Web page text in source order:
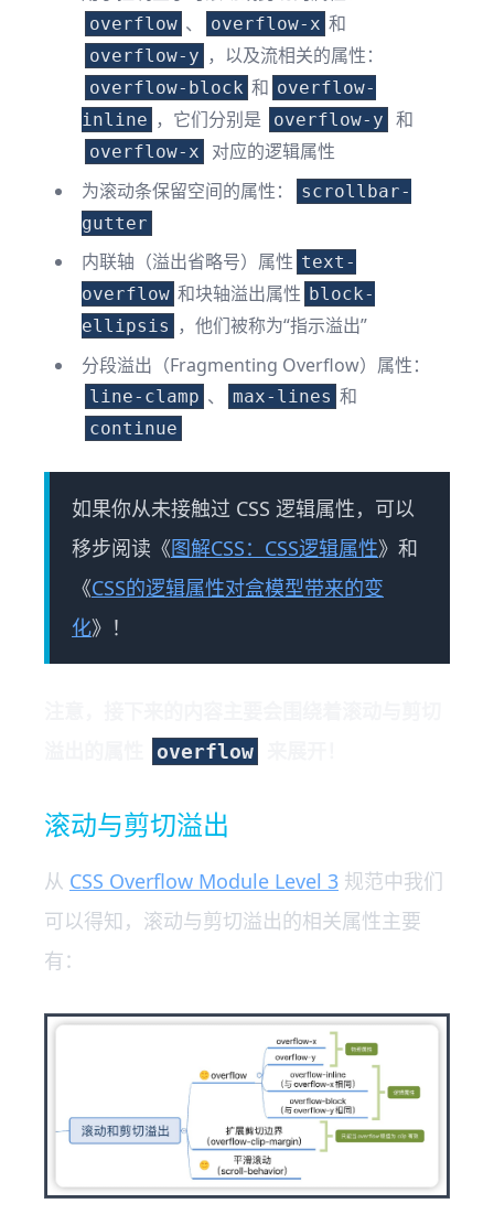
overflow 、 overflow-x 和
overflow-y ，以及流相关的属性：
overflow-block 和 overflow-
inline ，它们分别是 overflow-y 和
overflow-x
对应的逻辑属性
为滚动条保留空间的属性：
scrollbar-
gutter
内联轴（溢出省略号）属性 text-
overflow 和块轴溢出属性 block-
ellipsis
，他们被称为“指示溢出”
分段溢出（Fragmenting Overflow）属性：
line-clamp 、 max-lines 和
continue
如果你从未接触过 CSS 逻辑属性，可以
移步阅读《图解CSS：CSS逻辑属性》和
《CSS的逻辑属性对盒模型带来的变
化》！
overflow
滚动与剪切溢出
从 CSS Overflow Module Level 3 规范中我们
可以得知，滚动与剪切溢出的相关属性主要
有：